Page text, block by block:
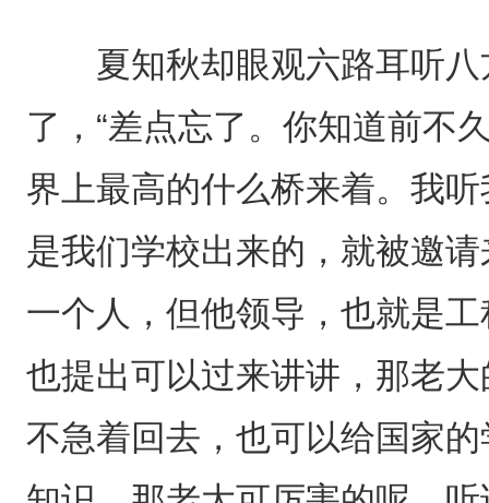
夏知秋却眼观六路耳听八
了，“差点忘了。你知道前不
界上最高的什么桥来着。我
是我们学校出来的，就被邀
一个人，但他领导，也就是
也提出可以过来讲讲，那老
不急着回去，也可以给国家